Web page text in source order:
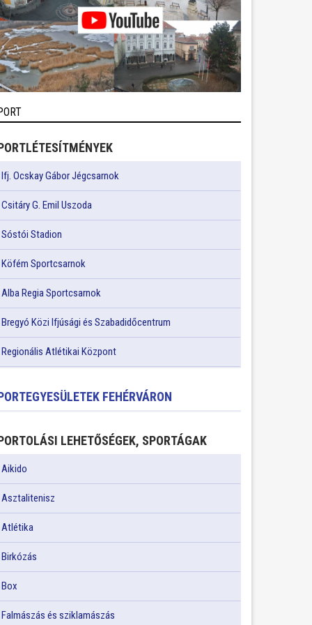
Ifj. Ocskay Gábor Jégcsarnok
Csitáry G. Emil Uszoda
Sóstói Stadion
Köfém Sportcsarnok
Alba Regia Sportcsarnok
Bregyó Közi Ifjúsági és Szabadidőcentrum
Regionális Atlétikai Központ
FEHÉRVÁRON
LEHETŐSÉGEK, SPORTÁGAK
Aikido
Asztalitenisz
Atlétika
Birkózás
Box
Falmászás és sziklamászás